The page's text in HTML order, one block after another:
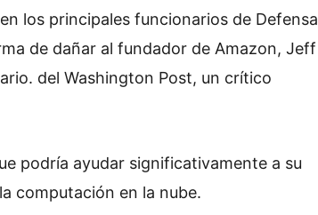
los principales funcionarios de Defensa
de dañar al fundador de Amazon, Jeff
del Washington Post, un crítico
podría ayudar significativamente a su
computación en la nube.